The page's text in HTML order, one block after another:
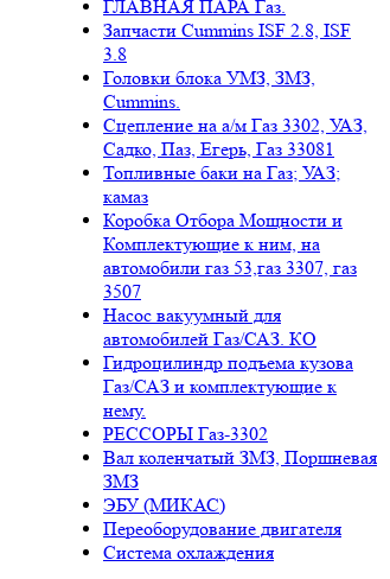
ГЛАВНАЯ ПАРА Газ.
Запчасти Cummins ISF 2.8, ISF
3.8
Головки блока УМЗ, ЗМЗ,
Cummins.
Сцепление на а/м Газ 3302, УАЗ,
Садко, Паз, Егерь, Газ 33081
Топливные баки на Газ; УАЗ;
камаз
Коробка Отбора Мощности и
Комплектующие к ним, на
автомобили газ 53,газ 3307, газ
3507
Насос вакуумный для
автомобилей Газ/САЗ. КО
Гидроцилиндр подъема кузова
Газ/САЗ и комплектующие к
нему.
РЕССОРЫ Газ-3302
Вал коленчатый ЗМЗ, Поршневая
ЗМЗ
ЭБУ (МИКАС)
Переоборудование двигателя
Система охлаждения